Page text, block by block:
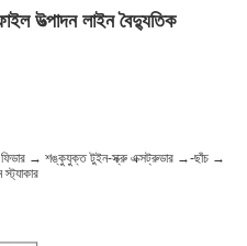
উত্পাদন লাইন বৈদ্যুতিক
→ শঙ্কুযুক্ত টুইন-স্ক্রু এক্সট্রুডার →-ছাঁচ →